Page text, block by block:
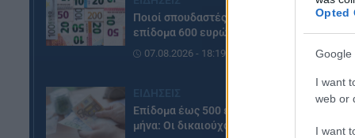
Opted
Google
I want
web or
I want
Ποιοί σπουδαστές θα λάβουν
επίδομα 600 ευρώ
07.08.2026 - 18:19
Επίδομα έως 500 ευρώ τον
μήνα: Οι δικαιούχοι